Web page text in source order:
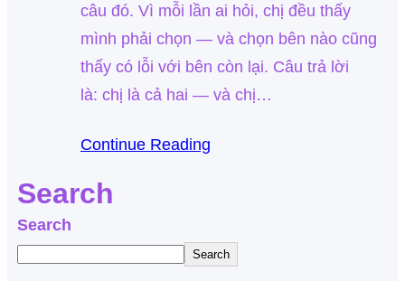
câu đó. Vì mỗi lần ai hỏi, chị đều thấy
mình phải chọn — và chọn bên nào cũng
thấy có lỗi với bên còn lại. Câu trả lời
là: chị là cả hai — và chị…
Continue Reading
Search
Search
Search